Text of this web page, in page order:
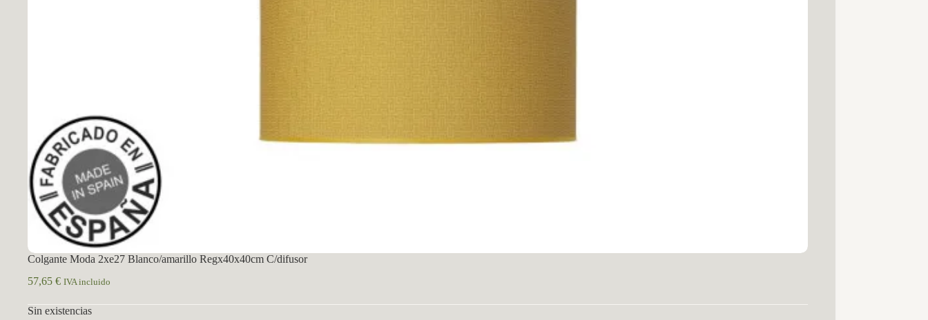
Colgante Moda 2xe27 Blanco/amarillo Regx40x40cm C/difusor
57,65 € IVA incluido
Sin existencias